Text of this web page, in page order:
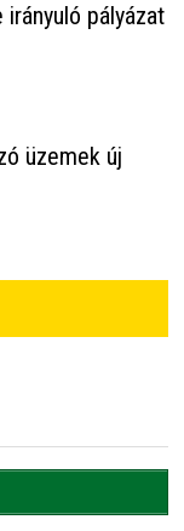
pályázat
üzemek új